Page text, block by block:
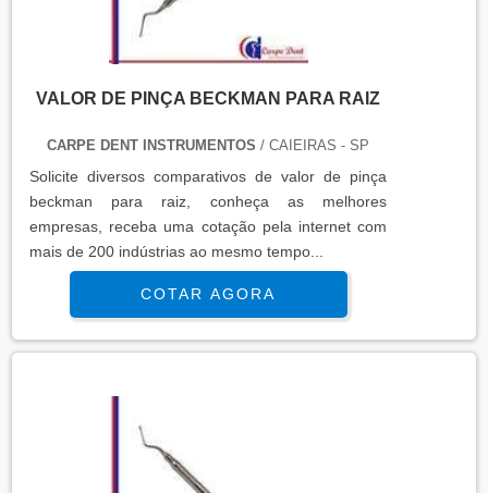
VALOR DE PINÇA BECKMAN PARA RAIZ
CARPE DENT INSTRUMENTOS / CAIEIRAS - SP
Solicite diversos comparativos de valor de pinça
beckman para raiz, conheça as melhores
empresas, receba uma cotação pela internet com
mais de 200 indústrias ao mesmo tempo...
COTAR AGORA